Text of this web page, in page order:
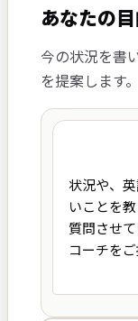
あなたの
今の状況を書
を提案します。
状況や、
いことを
質問させ
コーチをご